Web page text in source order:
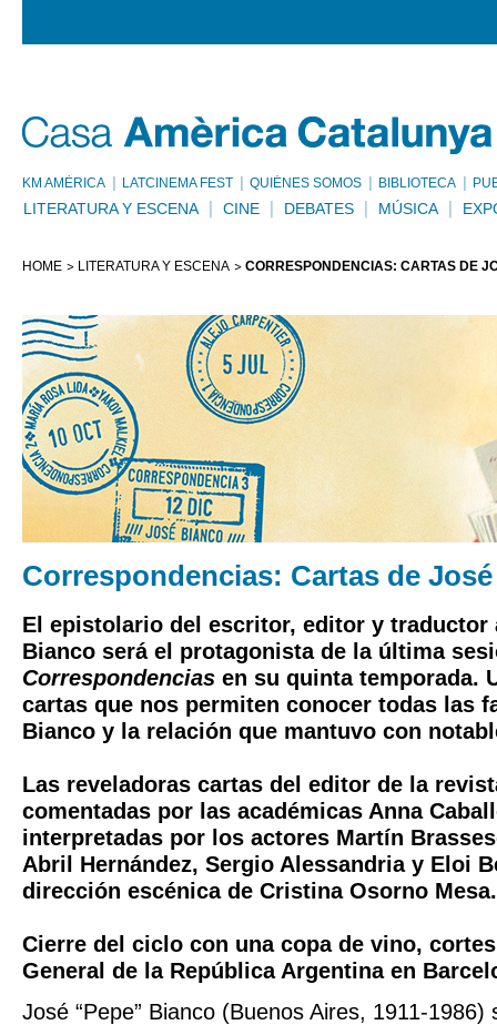
KM AMÈRICA LATCINEMA FEST QUIÉNES SOMOS BIBLIOTECA
LITERATURA Y ESCENA CINE DEBATES MÚSICA
HOME LITERATURA Y ESCENA CORRESPONDENCIAS: CARTAS DE
Correspondencias: Cartas de
El epistolario del escritor, editor y traductor
Bianco será el protagonista de la última
Correspondencias en su quinta temporada.
cartas que nos permiten conocer todas las
Bianco y la relación que mantuvo con
Las reveladoras cartas del editor de la
comentadas por las académicas Anna
interpretadas por los actores Martín
Abril Hernández, Sergio Alessandria y Eloi
dirección escénica de Cristina Osorno Mesa.
Cierre del ciclo con una copa de vino,
General de la República Argentina en
José “Pepe” Bianco (Buenos Aires, 1911-